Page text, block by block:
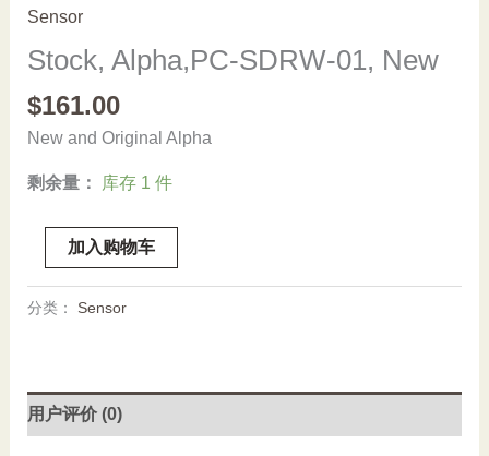
Sensor
Stock, Alpha,PC-SDRW-01, New
$161.00
New and Original Alpha
剩余量： 库存 1 件
Stock,
Alpha,PC-
01,
量
加入购物车
分类： Sensor
用户评价 (0)